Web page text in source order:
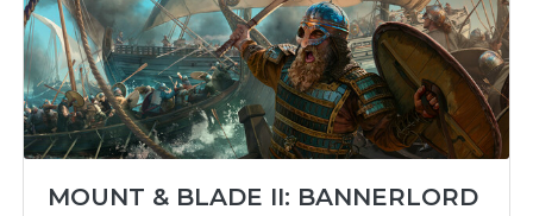
MOUNT & BLADE II: BANNERLORD